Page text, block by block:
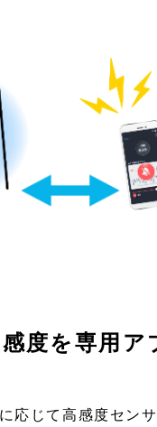
度を専用ア
応じて高感度セン